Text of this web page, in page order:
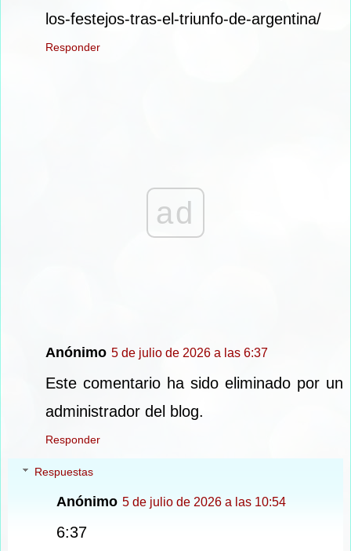
los-festejos-tras-el-triunfo-de-argentina/
Responder
ad
Anónimo 5 de julio de 2026 a las 6:37
Este comentario ha sido eliminado por un
administrador del blog.
Responder
Respuestas
Anónimo 5 de julio de 2026 a las 10:54
6:37